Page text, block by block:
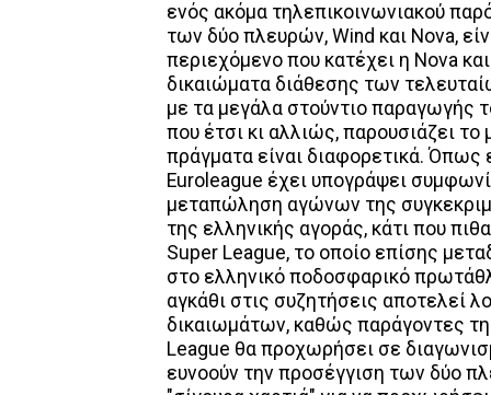
ενός ακόμα τηλεπικοινωνιακού
των δύο πλευρών, Wind και Nova,
περιεχόμενο που κατέχει η Nova
δικαιώματα διάθεσης των
με τα μεγάλα στούντιο παραγωγής
που έτσι κι αλλιώς, παρουσιάζει
πράγματα είναι διαφορετικά. Όπως
Euroleague έχει υπογράψει
μεταπώληση αγώνων της
της ελληνικής αγοράς, κάτι που
Super League, το οποίο επίσης
στο ελληνικό ποδοσφαρικό
αγκάθι στις συζητήσεις αποτελεί
δικαιωμάτων, καθώς παράγοντες
League θα προχωρήσει σε
ευνοούν την προσέγγιση των δύο